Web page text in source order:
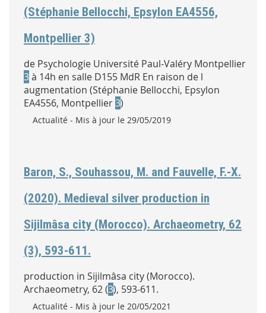
(Stéphanie Bellocchi, Epsylon EA4556,
Montpellier 3)
de Psychologie Université Paul-Valéry Montpellier
3à 14h en salle D155 MdR En raison de l
augmentation (Stéphanie Bellocchi, Epsylon
EA4556, Montpellier3)
Type :
Actualité - Mis à jour le 29/05/2019
Baron, S., Souhassou, M. and Fauvelle, F.-X.
(2020). Medieval silver production in
Sijilmâsa city (Morocco). Archaeometry, 62
(3), 593-611.
production in Sijilmâsa city (Morocco).
Archaeometry, 62 (3), 593-611.
Type :
Actualité - Mis à jour le 20/05/2021